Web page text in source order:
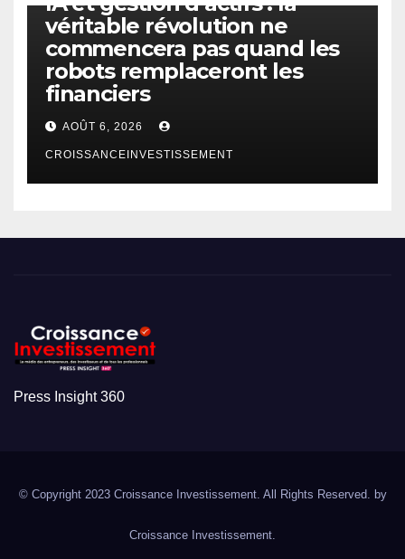
véritable révolution ne
commencera pas quand les
robots remplaceront les
financiers
AOÛT 6, 2026
CROISSANCEINVESTISSEMENT
Press Insight 360
© Copyright 2023 Croissance Investissement. All Rights Reserved. by
Croissance Investissement.